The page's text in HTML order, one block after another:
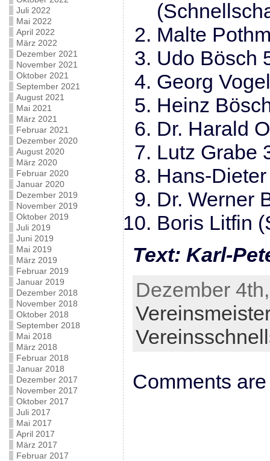
Juli 2022
Mai 2022
April 2022
März 2022
Dezember 2021
November 2021
Oktober 2021
September 2021
August 2021
Mai 2021
März 2021
Februar 2021
Dezember 2020
August 2020
März 2020
Februar 2020
Januar 2020
Dezember 2019
November 2019
Oktober 2019
Juli 2019
Juni 2019
Mai 2019
März 2019
Februar 2019
Januar 2019
Dezember 2018
November 2018
Oktober 2018
September 2018
Mai 2018
März 2018
Februar 2018
Januar 2018
Dezember 2017
November 2017
Oktober 2017
Juli 2017
Mai 2017
April 2017
März 2017
Februar 2017
Malte
Udo Bösch
Georg
Heinz
Dr. Harald
Lutz Grabe
Hans-
Dr. Werner
Boris Litfin
Text: Karl-
Dezember
Comments